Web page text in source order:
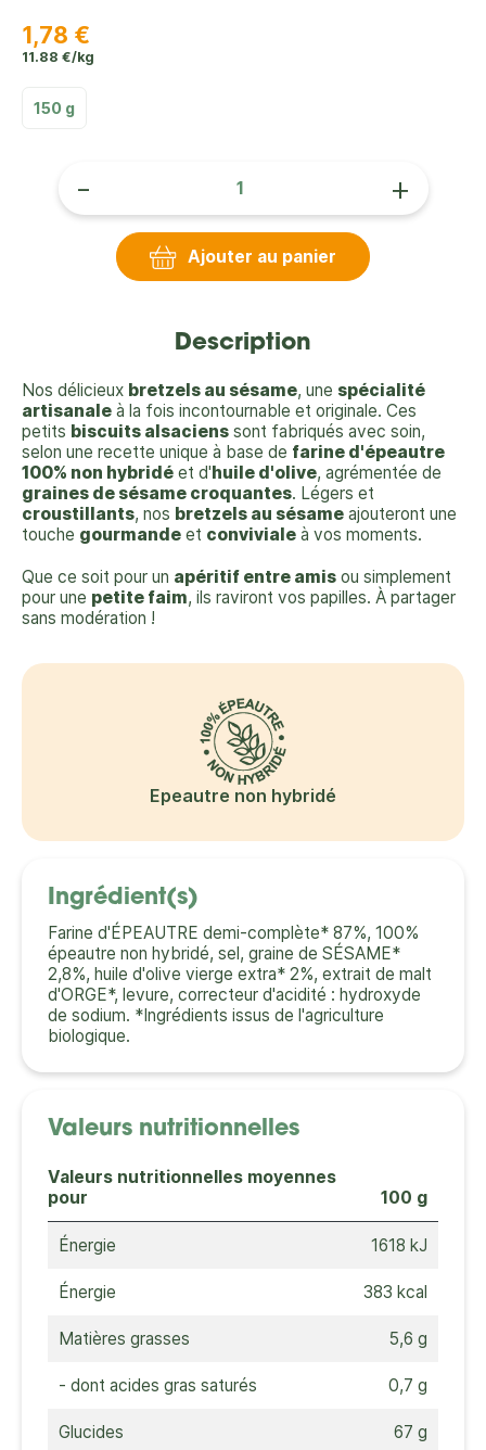
1,78 €
11.88 €/kg
150 g
- +
Ajouter au panier
Description
Nos délicieux bretzels au sésame, une spécialité
artisanale à la fois incontournable et originale. Ces
petits biscuits alsaciens sont fabriqués avec soin,
selon une recette unique à base de farine d'épeautre
100% non hybridé et d' huile d'olive, agrémentée de
graines de sésame croquantes. Légers et
croustillants, nos bretzels au sésame ajouteront une
touche gourmande et conviviale à vos moments.
Que ce soit pour un apéritif entre amis ou simplement
pour une petite faim, ils raviront vos papilles. À partager
sans modération !
Epeautre non hybridé
Ingrédient(s)
Farine d'ÉPEAUTRE demi-complète* 87%, 100%
épeautre non hybridé, sel, graine de SÉSAME*
2,8%, huile d'olive vierge extra* 2%, extrait de malt
d'ORGE*, levure, correcteur d'acidité : hydroxyde
de sodium. *Ingrédients issus de l'agriculture
biologique.
Valeurs nutritionnelles
Valeurs nutritionnelles moyennes
pour
100 g
Énergie 1618 kJ
Énergie 383 kcal
Matières grasses 5,6 g
- dont acides gras saturés 0,7 g
Glucides 67 g